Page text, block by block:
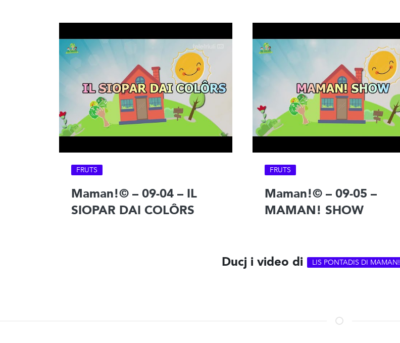
FRUTS
Maman!© – 09-04 – IL
SIOPAR DAI COLÔRS
FRUTS
Maman!© – 09-05 –
MAMAN! SHOW
Ducj i video di LIS PONTADIS DI MAMAN!